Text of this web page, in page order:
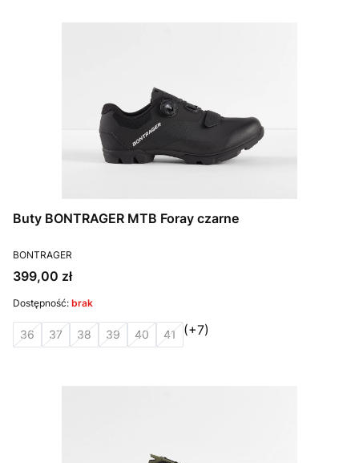
Buty BONTRAGER MTB Foray czarne
PRODUCENT
BONTRAGER
Cena
399,00 zł
Dostępność: brak
36 37 38 39 40 41 (+7)